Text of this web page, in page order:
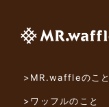
>MR.waffleのこと
>ワッフルのこと